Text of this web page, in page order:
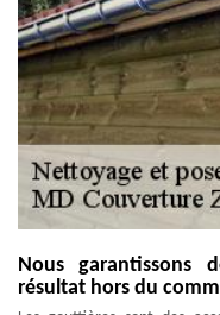
Nous garantissons
résultat hors du